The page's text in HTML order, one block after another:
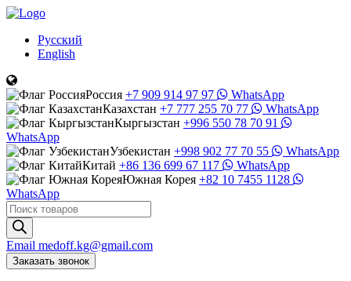
Русский
English
Россия +7 909 914 97 97
WhatsApp
Казахстан +7 777 255 70 77
WhatsApp
Кыргызстан +996 550 78 70 91
WhatsApp
Узбекистан +998 902 77 70 55
WhatsApp
Китай +86 136 699 67 117
WhatsApp
Южная Корея +82 10 7455 1128
WhatsApp
Поиск
товаров
Email medoff.kg@gmail.com
Заказать звонок